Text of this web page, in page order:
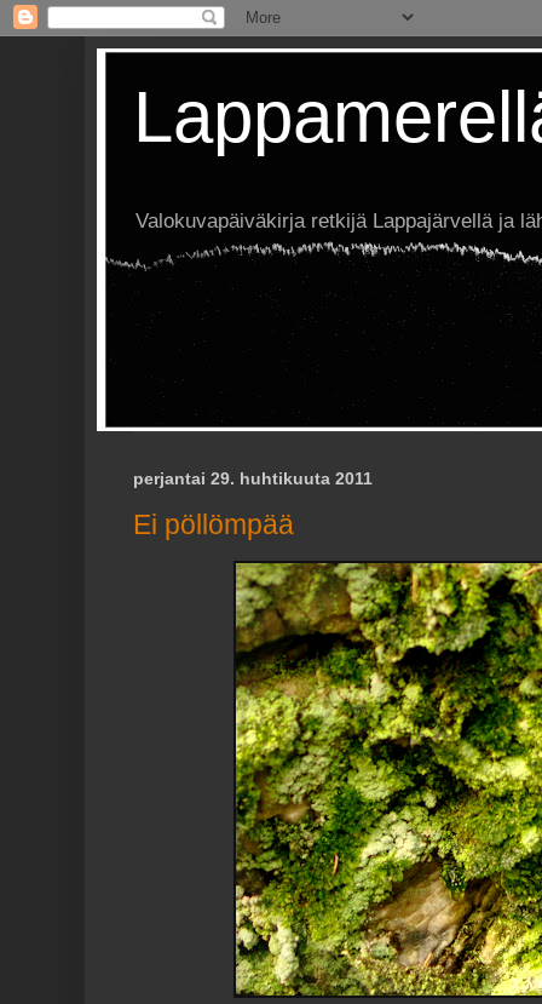
Valokuvapäiväkirja retkijä Lappajärvellä ja
perjantai 29. huhtikuuta 2011
Ei pöllömpää